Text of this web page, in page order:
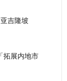
吉隆坡
拓展内地市